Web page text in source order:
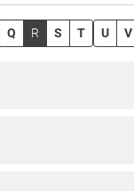
Q R S T U V